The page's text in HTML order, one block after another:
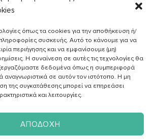
όπως τα cookies για την αποθήκευση ή/
συσκευής. Αυτό το κάνουμε για να
περιήγησης και να εμφανίσουμε (μη)
Η συναίνεση σε αυτές τις τεχνολογίες θα
δεδομένα όπως η συμπεριφορά
αναγνωριστικά σε αυτόν τον ιστότοπο. Η μη
της συγκατάθεσης μπορεί να επηρεάσει
και λειτουργίες.
ΑΠΟΔΟΧΉ
ΖΑΦΕΙΡAΚΗ
θα κρατήσουν το δέρμα σας
χειμώνα;